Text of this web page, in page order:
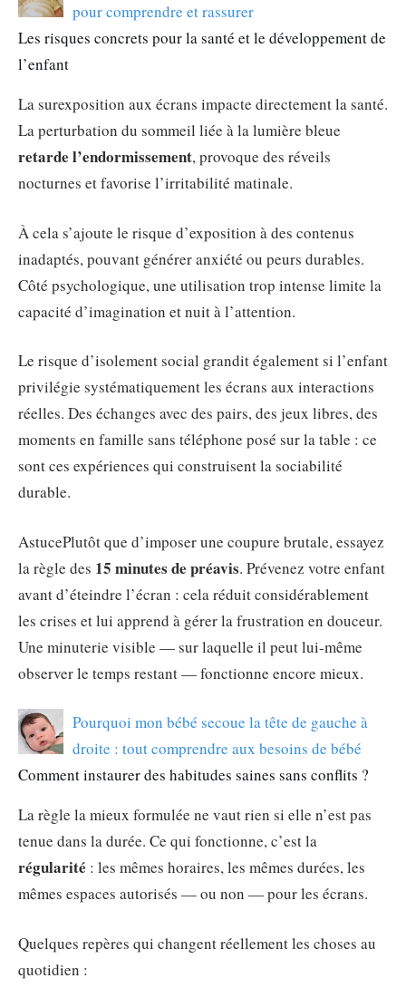
pour comprendre et rassurer
Les risques concrets pour la santé et le développement de
l’enfant
La surexposition aux écrans impacte directement la santé.
La perturbation du sommeil liée à la lumière bleue
retarde l’endormissement, provoque des réveils
nocturnes et favorise l’irritabilité matinale.
À cela s’ajoute le risque d’exposition à des contenus
inadaptés, pouvant générer anxiété ou peurs durables.
Côté psychologique, une utilisation trop intense limite la
capacité d’imagination et nuit à l’attention.
Le risque d’isolement social grandit également si l’enfant
privilégie systématiquement les écrans aux interactions
réelles. Des échanges avec des pairs, des jeux libres, des
moments en famille sans téléphone posé sur la table : ce
sont ces expériences qui construisent la sociabilité
durable.
AstucePlutôt que d’imposer une coupure brutale, essayez
la règle des 15 minutes de préavis. Prévenez votre enfant
avant d’éteindre l’écran : cela réduit considérablement
les crises et lui apprend à gérer la frustration en douceur.
Une minuterie visible — sur laquelle il peut lui-même
observer le temps restant — fonctionne encore mieux.
Pourquoi mon bébé secoue la tête de gauche à
droite : tout comprendre aux besoins de bébé
Comment instaurer des habitudes saines sans conflits ?
La règle la mieux formulée ne vaut rien si elle n’est pas
tenue dans la durée. Ce qui fonctionne, c’est la
régularité : les mêmes horaires, les mêmes durées, les
mêmes espaces autorisés — ou non — pour les écrans.
Quelques repères qui changent réellement les choses au
quotidien :